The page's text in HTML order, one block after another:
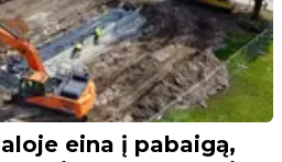
eina į pabaigą,